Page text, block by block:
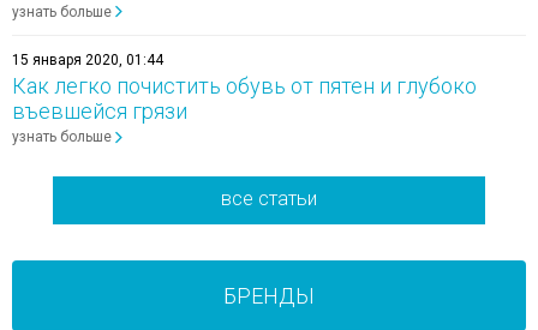
узнать больше
15 января 2020, 01:44
Как легко почистить обувь от пятен и глубоко
въевшейся грязи
узнать больше
все статьи
БРЕНДЫ